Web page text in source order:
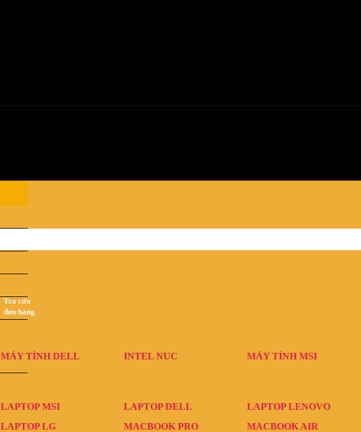
Tra cứu
đơn hàng
MÁY TÍNH DELL INTEL NUC MÁY TÍNH MSI
LAPTOP MSI LAPTOP DELL LAPTOP LENOVO
LAPTOP LG MACBOOK PRO MACBOOK AIR